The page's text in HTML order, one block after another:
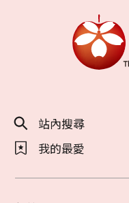
站內搜尋
我的最愛